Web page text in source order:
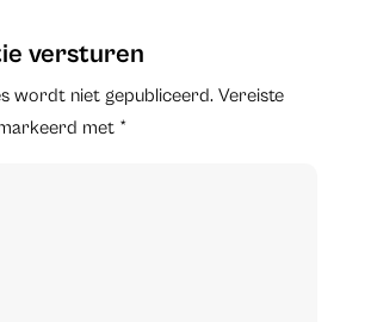
versturen
wordt niet gepubliceerd. Vereiste
met *